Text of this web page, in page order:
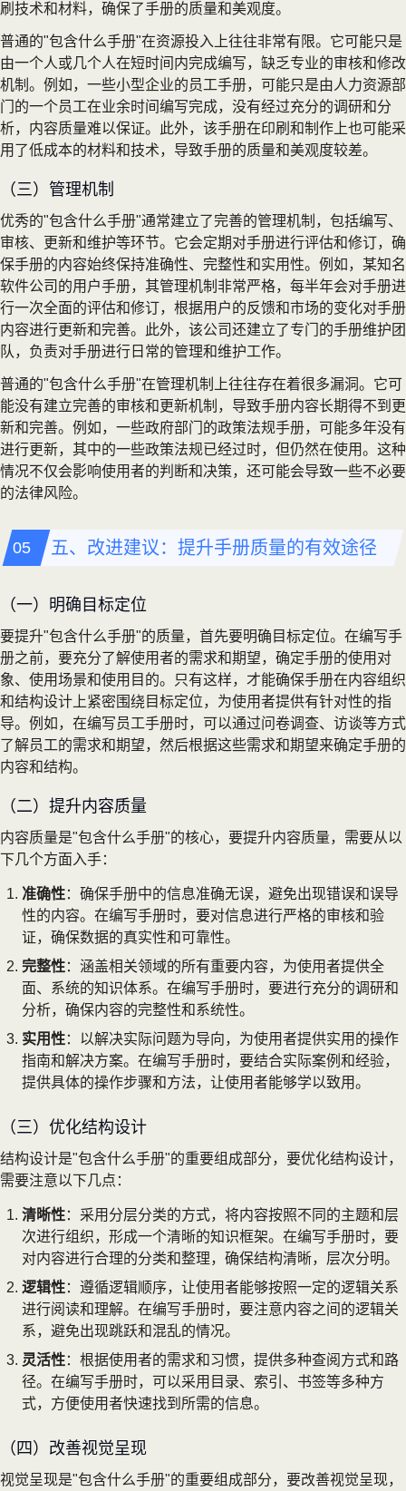
刷技术和材料，确保了手册的质量和美观度。
普通的"包含什么手册"在资源投入上往往非常有限。它可能只是
由一个人或几个人在短时间内完成编写，缺乏专业的审核和修改
机制。例如，一些小型企业的员工手册，可能只是由人力资源部
门的一个员工在业余时间编写完成，没有经过充分的调研和分
析，内容质量难以保证。此外，该手册在印刷和制作上也可能采
用了低成本的材料和技术，导致手册的质量和美观度较差。
（三）管理机制
优秀的"包含什么手册"通常建立了完善的管理机制，包括编写、
审核、更新和维护等环节。它会定期对手册进行评估和修订，确
保手册的内容始终保持准确性、完整性和实用性。例如，某知名
软件公司的用户手册，其管理机制非常严格，每半年会对手册进
行一次全面的评估和修订，根据用户的反馈和市场的变化对手册
内容进行更新和完善。此外，该公司还建立了专门的手册维护团
队，负责对手册进行日常的管理和维护工作。
普通的"包含什么手册"在管理机制上往往存在着很多漏洞。它可
能没有建立完善的审核和更新机制，导致手册内容长期得不到更
新和完善。例如，一些政府部门的政策法规手册，可能多年没有
进行更新，其中的一些政策法规已经过时，但仍然在使用。这种
情况不仅会影响使用者的判断和决策，还可能会导致一些不必要
的法律风险。
五、改进建议：提升手册质量的有效途径
（一）明确目标定位
要提升"包含什么手册"的质量，首先要明确目标定位。在编写手
册之前，要充分了解使用者的需求和期望，确定手册的使用对
象、使用场景和使用目的。只有这样，才能确保手册在内容组织
和结构设计上紧密围绕目标定位，为使用者提供有针对性的指
导。例如，在编写员工手册时，可以通过问卷调查、访谈等方式
了解员工的需求和期望，然后根据这些需求和期望来确定手册的
内容和结构。
（二）提升内容质量
内容质量是"包含什么手册"的核心，要提升内容质量，需要从以
下几个方面入手：
准确性：确保手册中的信息准确无误，避免出现错误和误导
性的内容。在编写手册时，要对信息进行严格的审核和验
证，确保数据的真实性和可靠性。
完整性：涵盖相关领域的所有重要内容，为使用者提供全
面、系统的知识体系。在编写手册时，要进行充分的调研和
分析，确保内容的完整性和系统性。
实用性：以解决实际问题为导向，为使用者提供实用的操作
指南和解决方案。在编写手册时，要结合实际案例和经验，
提供具体的操作步骤和方法，让使用者能够学以致用。
（三）优化结构设计
结构设计是"包含什么手册"的重要组成部分，要优化结构设计，
需要注意以下几点：
清晰性：采用分层分类的方式，将内容按照不同的主题和层
次进行组织，形成一个清晰的知识框架。在编写手册时，要
对内容进行合理的分类和整理，确保结构清晰，层次分明。
逻辑性：遵循逻辑顺序，让使用者能够按照一定的逻辑关系
进行阅读和理解。在编写手册时，要注意内容之间的逻辑关
系，避免出现跳跃和混乱的情况。
灵活性：根据使用者的需求和习惯，提供多种查阅方式和路
径。在编写手册时，可以采用目录、索引、书签等多种方
式，方便使用者快速找到所需的信息。
（四）改善视觉呈现
视觉呈现是"包含什么手册"的重要组成部分，要改善视觉呈现，